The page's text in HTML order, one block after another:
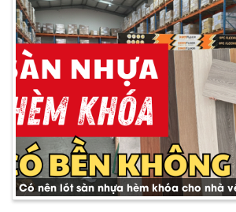
Có nên lót sàn nhựa hèm khóa cho nhà